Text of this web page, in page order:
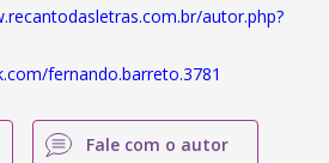
autor.php?
fernando.barreto.3781
Fale com o autor